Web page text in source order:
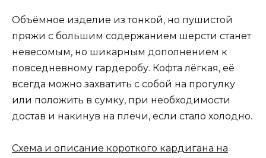
Объёмное изделие из тонкой, но пушистой
пряжи с большим содержанием шерсти станет
невесомым, но шикарным дополнением к
повседневному гардеробу. Кофта лёгкая, её
всегда можно захватить с собой на прогулку
или положить в сумку, при необходимости
достав и накинув на плечи, если стало холодно.
Схема и описание короткого кардигана на